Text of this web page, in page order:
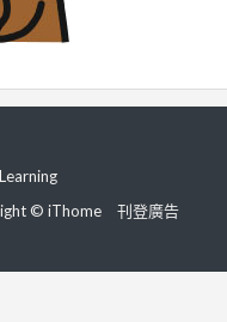
© iThome
刊登廣告